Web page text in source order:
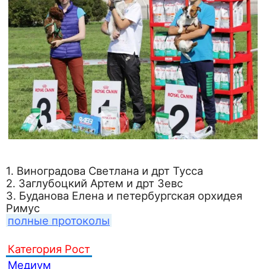
1. Виноградова Светлана и дрт Тусса
2. Заглубоцкий Артем и дрт Зевс
3. Буданова Елена и петербургская орхидея
Римус
полные протоколы
Категория Рост
Медиум